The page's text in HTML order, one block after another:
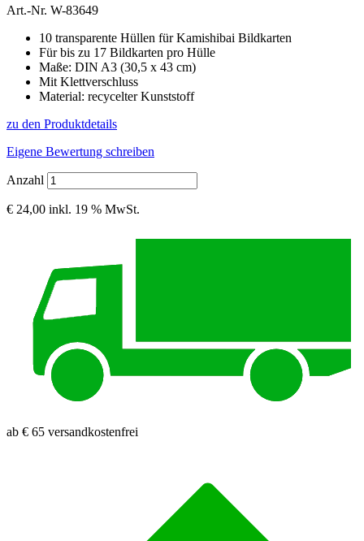
Art.-Nr. W-83649
10 transparente Hüllen für Kamishibai Bildkarten
Für bis zu 17 Bildkarten pro Hülle
Maße: DIN A3 (30,5 x 43 cm)
Mit Klettverschluss
Material: recycelter Kunststoff
zu den Produktdetails
Eigene Bewertung schreiben
Anzahl
€ 24,00 inkl. 19 % MwSt.
ab € 65 versandkostenfrei